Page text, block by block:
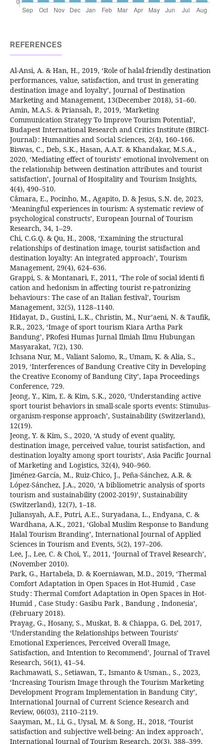
REFERENCES
Al-Ansi, A. & Han, H., 2019, ‘Role of halal-friendly destination
performances, value, satisfaction, and trust in generating
destination image and loyalty’, Journal of Destination
Marketing and Management, 13(December 2018), 51–60.
Amin, M.A.S. & Priansah, P., 2019, ‘Marketing
Communication Strategy To Improve Tourism Potential’,
Budapest International Research and Critics Institute (BIRCI-
Journal) : Humanities and Social Sciences, 2(4), 160–166.
Biswas, C., Deb, S.K., Hasan, A.A.T. & Khandakar, M.S.A.,
2020, ‘Mediating effect of tourists’ emotional involvement on
the relationship between destination attributes and tourist
satisfaction’, Journal of Hospitality and Tourism Insights,
4(4), 490–510.
Câmara, E., Pocinho, M., Agapito, D. & Jesus, S.N. de, 2023,
‘Meaningful experiences in tourism: A systematic review of
psychological constructs’, European Journal of Tourism
Research, 34, 1–29.
Chi, C.G.Q. & Qu, H., 2008, ‘Examining the structural
relationships of destination image, tourist satisfaction and
destination loyalty: An integrated approach’, Tourism
Management, 29(4), 624–636.
Grappi, S. & Montanari, F., 2011, ‘The role of social identi fi
cation and hedonism in affecting tourist re-patronizing
behaviours : The case of an Italian festival’, Tourism
Management, 32(5), 1128–1140.
Hidayat, D., Gustini, L.K., Christin, M., Nur’aeni, N. & Taufik,
R.R., 2023, ‘Image of sport tourism Kiara Artha Park
Bandung’, PRofesi Humas Jurnal Ilmiah Ilmu Hubungan
Masyarakat, 7(2), 130.
Ichsana Nur, M., Valiant Salomo, R., Umam, K. & Alia, S.,
2019, ‘Interferences of Bandung Creative City in Developing
the Creative Economy of Bandung City’, Iapa Proceedings
Conference, 729.
Jeong, Y., Kim, E. & Kim, S.K., 2020, ‘Understanding active
sport tourist behaviors in small-scale sports events: Stimulus-
organism-response approach’, Sustainability (Switzerland),
12(19).
Jeong, Y. & Kim, S., 2020, ‘A study of event quality,
destination image, perceived value, tourist satisfaction, and
destination loyalty among sport tourists’, Asia Pacific Journal
of Marketing and Logistics, 32(4), 940–960.
Jiménez-García, M., Ruiz-Chico, J., Peña-Sánchez, A.R. &
López-Sánchez, J.A., 2020, ‘A bibliometric analysis of sports
tourism and sustainability (2002-2019)’, Sustainability
(Switzerland), 12(7), 1–18.
Juliansyah, A.F., Putri, A.E., Suryadana, L., Endyana, C. &
Wardhana, A.K., 2021, ‘Global Muslim Response to Bandung
Halal Tourism Branding’, International Journal of Applied
Sciences in Tourism and Events, 5(2), 197–206.
Lee, J., Lee, C. & Choi, Y., 2011, ‘Journal of Travel Research’,
(November 2010).
Park, G., Hartabela, D. & Koerniawan, M.D., 2019, ‘Thermal
Comfort Adaptation in Open Spaces in Hot-Humid , Case
Study : Thermal Comfort Adaptation in Open Spaces in Hot-
Humid , Case Study : Gasibu Park , Bandung , Indonesia’,
(February 2018).
Prayag, G., Hosany, S., Muskat, B. & Chiappa, G. Del, 2017,
‘Understanding the Relationships between Tourists’
Emotional Experiences, Perceived Overall Image,
Satisfaction, and Intention to Recommend’, Journal of Travel
Research, 56(1), 41–54.
Rachmawati, S., Setiawan, T., Ismanto & Usman., S., 2023,
‘Increasing Tourism Image through the Tourism Marketing
Development Program Implementation in Bandung City’,
International Journal of Current Science Research and
Review, 06(03), 2110–2119.
Saayman, M., Li, G., Uysal, M. & Song, H., 2018, ‘Tourist
satisfaction and subjective well-being: An index approach’,
International Journal of Tourism Research, 20(3), 388–399.